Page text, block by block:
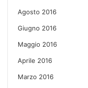
Agosto 2016
Giugno 2016
Maggio 2016
Aprile 2016
Marzo 2016